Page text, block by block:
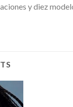
y diez